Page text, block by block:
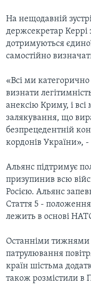
На нещодавній
держсекретар
дотримуються
самостійно
«Всі ми
визнати
анексію Криму, і
залякування, що
безпрецедентній
кордонів України», -
Альянс підтримує
призупинив всю
Росією. Альянс
Стаття 5 -
лежить в основі
Останніми
патрулювання
країн шістьма
також розмістили в